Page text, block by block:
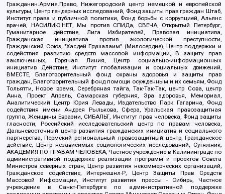
Гражданин.Армия.Право, Нижегородский центр немецкой и европейской
культуры, Центр гендерных исследований, Фонд защиты прав граждан Штаб,
Институт права и публичной политики, Фонд борьбы с коррупцией, Альянс
врачей, НАСИЛИЮ.НЕТ, Мы против СПИДа, СВЕЧА, Открытый Петербург,
Гуманитарное действие, Лига Избирателей, Правовая инициатива,
Гражданская инициатива против экологической преступности,
Гражданский Союз, "Хасдей Ерушалаим" (Милосердие), Центр поддержки и
содействия развитию средств массовой информации, В защиту прав
заключенных, Горячая Линия, Центр социально-информационных
инициатив Действие, Институт глобализации и социальных движений,
ВМЕСТЕ, Благотворительный фонд охраны здоровья и защиты прав
граждан, Благотворительный фонд помощи осужденным и их семьям, Фонд
Тольятти, Новое время, Серебряная тайга, Так-Так-Так, центр Сова, центр
Анна, Проект Апрель, Самарская губерния, Эра здоровья, Мемориал,
Аналитический Центр Юрия Левады, Издательство Парк Гагарина, Фонд
содействия имени Андрея Рылькова, Сфера, Уральская правозащитная
группа, Женщины Евразии, СИБАЛЬТ, Институт прав человека, Фонд защиты
гласности, Российский исследовательский центр по правам человека,
Дальневосточный центр развития гражданских инициатив и социального
партнерства, Пермский региональный правозащитный центр, Гражданское
действие, Центр независимых социологических исследований, Сутяжник,
АКАДЕМИЯ ПО ПРАВАМ ЧЕЛОВЕКА, Частное учреждение в Калининграде по
административной поддержке реализации программ и проектов Совета
Министров северных стран, Центр развития некоммерческих организаций,
Гражданское содействие, Интернешнл-Р, Центр Защиты Прав Средств
Массовой Информации, Институт развития прессы - Сибирь, Частное
учреждение в Санкт-Петербурге по административной поддержке